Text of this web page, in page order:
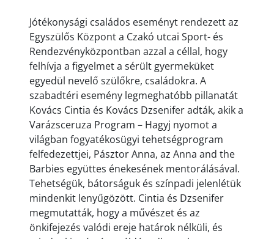
Jótékonysági családos eseményt rendezett az
Egyszülős Központ a Czakó utcai Sport- és
Rendezvényközpontban azzal a céllal, hogy
felhívja a figyelmet a sérült gyermeküket
egyedül nevelő szülőkre, családokra. A
szabadtéri esemény legmeghatóbb pillanatát
Kovács Cintia és Kovács Dzsenifer adták, akik a
Varázsceruza Program – Hagyj nyomot a
világban fogyatékosügyi tehetségprogram
felfedezettjei, Pásztor Anna, az Anna and the
Barbies együttes énekesének mentorálásával.
Tehetségük, bátorságuk és színpadi jelenlétük
mindenkit lenyűgözött. Cintia és Dzsenifer
megmutatták, hogy a művészet és az
önkifejezés valódi ereje határok nélküli, és